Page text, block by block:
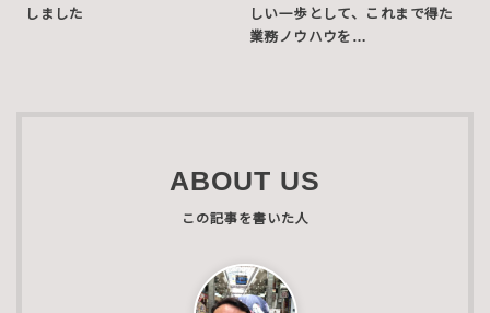
しました
しい一歩として、これまで得た
業務ノウハウを…
ABOUT US